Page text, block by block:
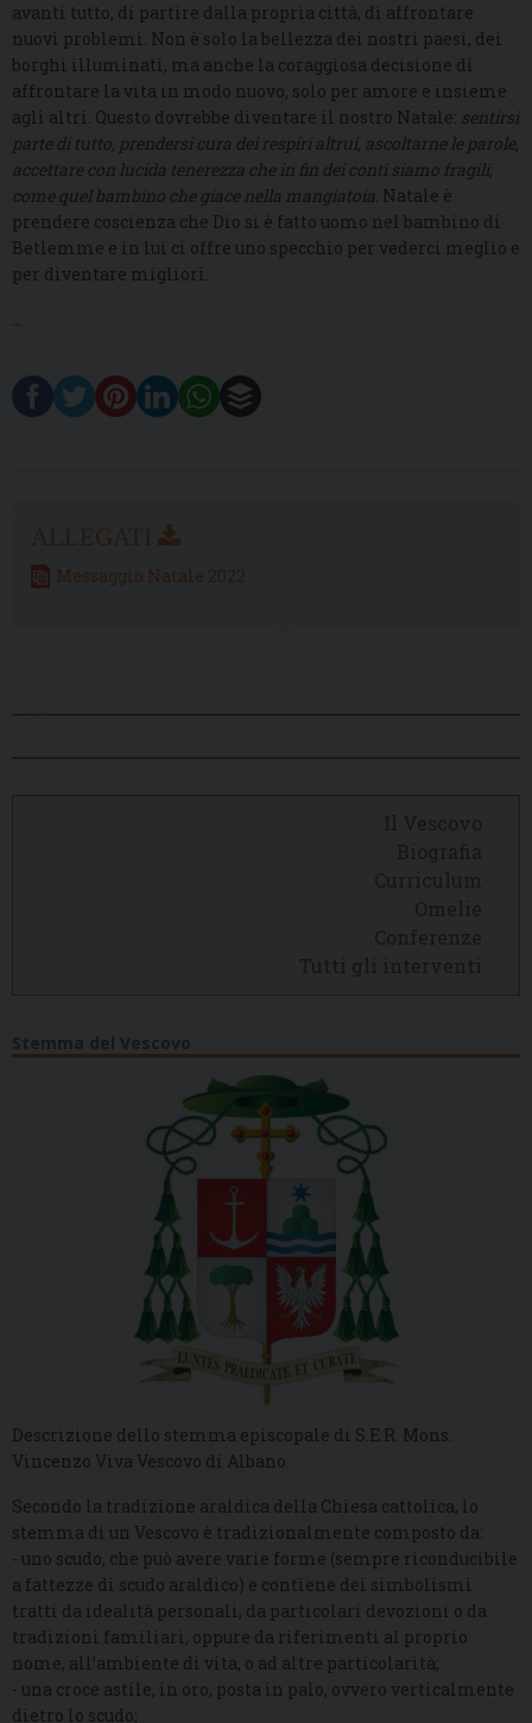
avanti tutto, di partire dalla propria città, di affrontare
nuovi problemi. Non è solo la bellezza dei nostri paesi, dei
borghi illuminati, ma anche la coraggiosa decisione di
affrontare la vita in modo nuovo, solo per amore e insieme
agli altri. Questo dovrebbe diventare il nostro Natale: sentirsi
parte di tutto, prendersi cura dei respiri altrui, ascoltarne le parole,
accettare con lucida tenerezza che in fin dei conti siamo fragili,
come quel bambino che giace nella mangiatoia. Natale è
prendere coscienza che Dio si è fatto uomo nel bambino di
Betlemme e in lui ci offre uno specchio per vederci meglio e
per diventare migliori.
…
Messaggio Natale 2022
Descrizione dello stemma episcopale di S.E.R. Mons.
Vincenzo Viva Vescovo di Albano:
Secondo la tradizione araldica della Chiesa cattolica, lo
stemma di un Vescovo è tradizionalmente composto da:
- uno scudo, che può avere varie forme (sempre riconducibile
a fattezze di scudo araldico) e contiene dei simbolismi
tratti da idealità personali, da particolari devozioni o da
tradizioni familiari, oppure da riferimenti al proprio
nome, all’ambiente di vita, o ad altre particolarità;
- una croce astile, in oro, posta in palo, ovvero verticalmente
dietro lo scudo;